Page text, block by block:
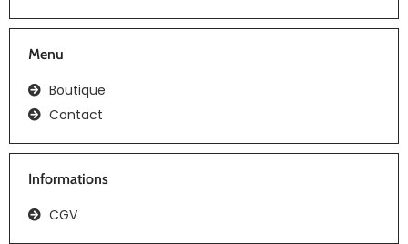
Menu
Boutique
Contact
Informations
CGV